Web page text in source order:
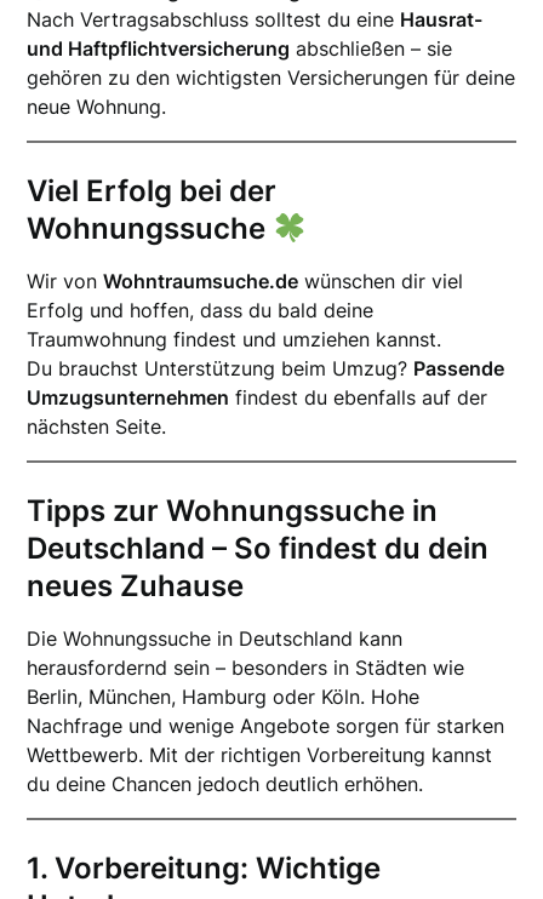
Nach Vertragsabschluss solltest du eine Hausrat-
und Haftpflichtversicherung abschließen – sie
gehören zu den wichtigsten Versicherungen für deine
neue Wohnung.
Viel Erfolg bei der
Wohnungssuche
Wir vonWohntraumsuche.de wünschen dir viel
Erfolg und hoffen, dass du bald deine
Traumwohnung findest und umziehen kannst.
Du brauchst Unterstützung beim Umzug? Passende
Umzugsunternehmen findest du ebenfalls auf der
nächsten Seite.
Tipps zur Wohnungssuche in
Deutschland – So findest du dein
neues Zuhause
Die Wohnungssuche in Deutschland kann
herausfordernd sein – besonders in Städten wie
Berlin, München, Hamburg oder Köln. Hohe
Nachfrage und wenige Angebote sorgen für starken
Wettbewerb. Mit der richtigen Vorbereitung kannst
du deine Chancen jedoch deutlich erhöhen.
1. Vorbereitung: Wichtige